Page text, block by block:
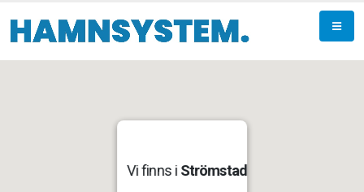
Vi finns i Strömstad